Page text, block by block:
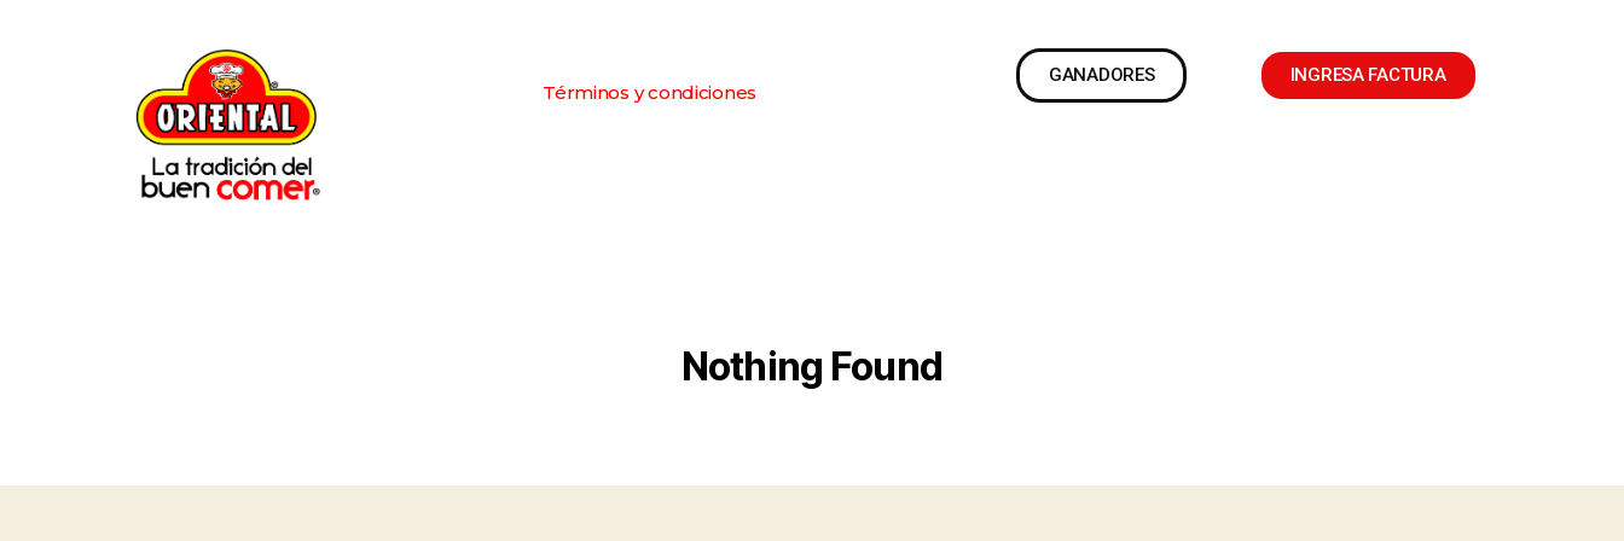
Términos y condiciones
GANADORES INGRESA FACTURA
Nothing Found